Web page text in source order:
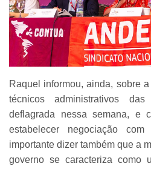
Raquel informou, ainda, sobre
técnicos administrativos das
deflagrada nessa semana, e
estabelecer negociação
importante dizer também que a
governo se caracteriza como